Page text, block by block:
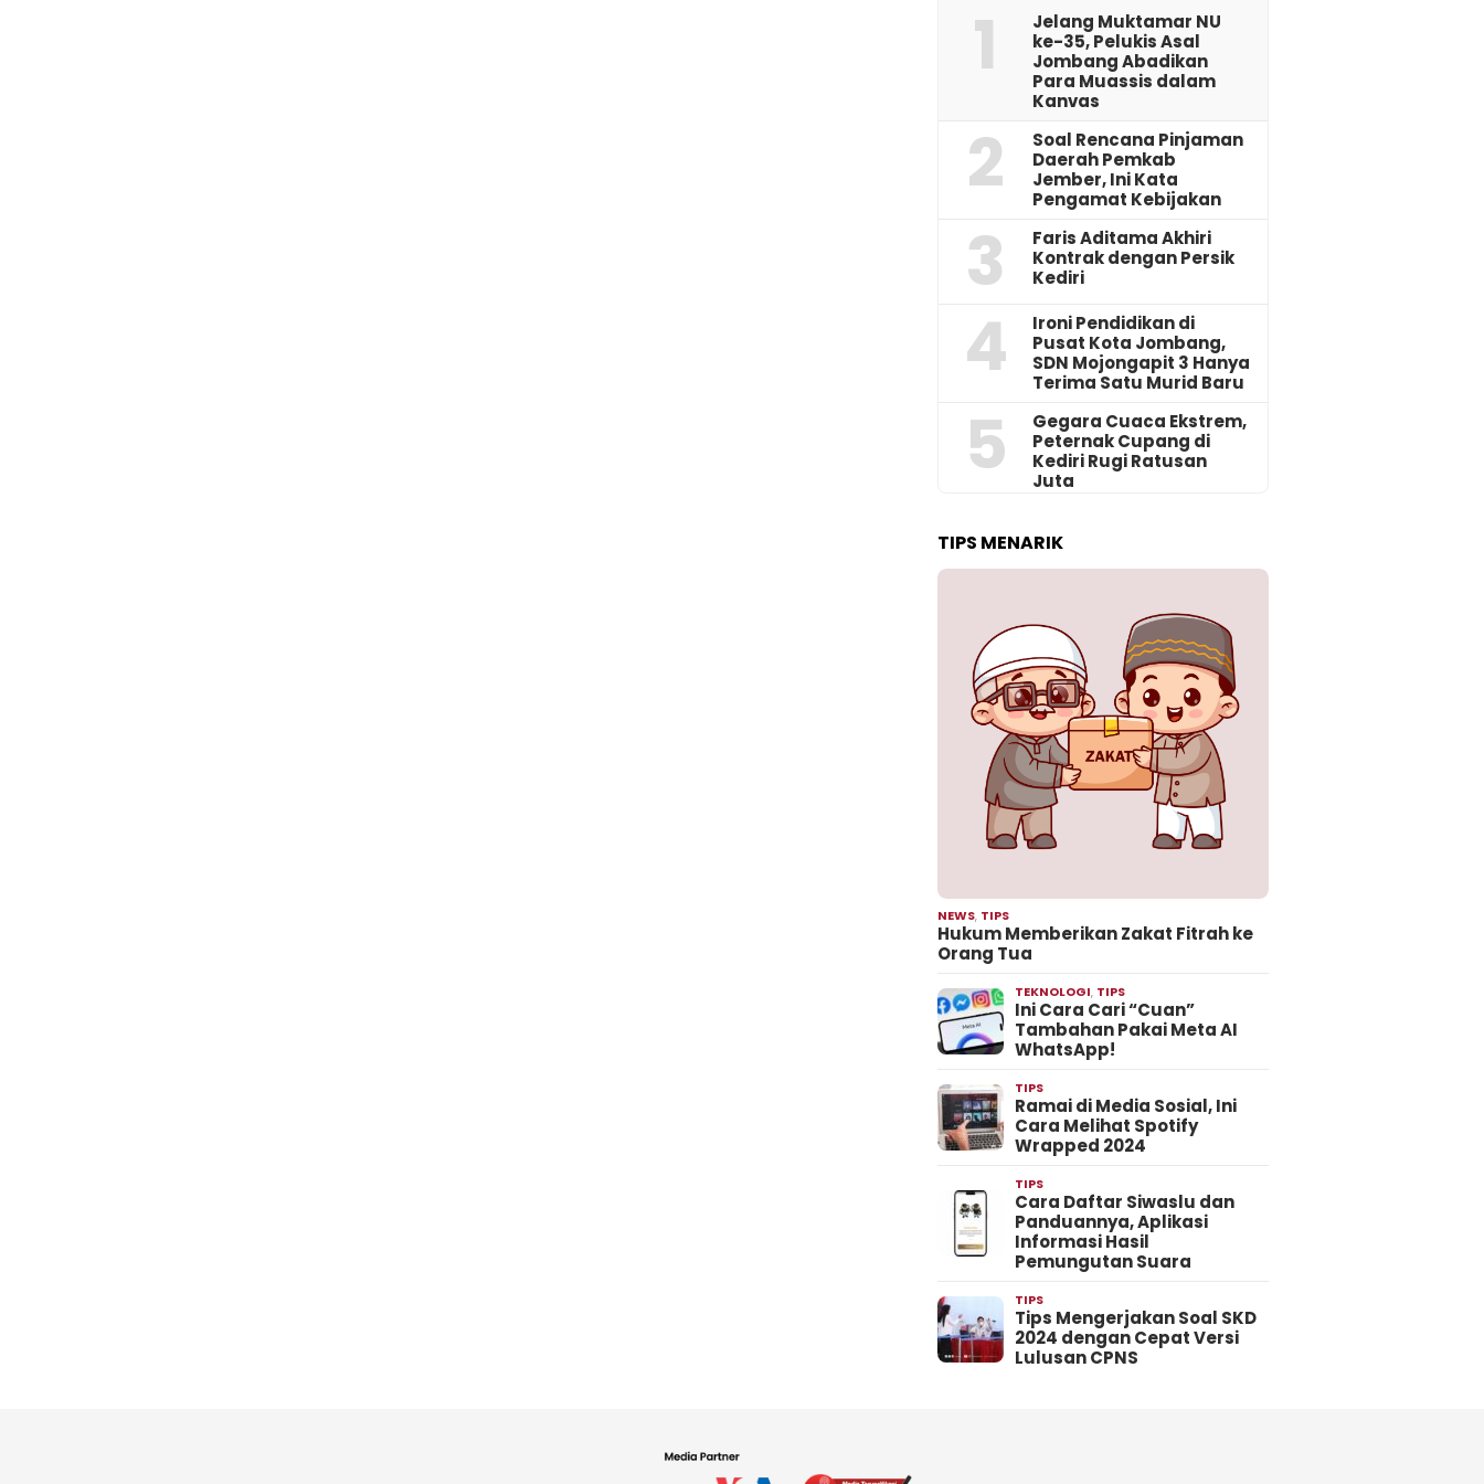
1
Jelang Muktamar NU
ke-35, Pelukis Asal
Jombang Abadikan
Para Muassis dalam
Kanvas
2
‎Soal Rencana Pinjaman
Daerah Pemkab
Jember, Ini Kata
Pengamat Kebijakan ‎
3
Faris Aditama Akhiri
Kontrak dengan Persik
Kediri
4
Ironi Pendidikan di
Pusat Kota Jombang,
SDN Mojongapit 3 Hanya
Terima Satu Murid Baru
5
‎Gegara Cuaca Ekstrem,
Peternak Cupang di
Kediri Rugi Ratusan
Juta
TIPS MENARIK
NEWS, TIPS
Hukum Memberikan Zakat Fitrah ke
Orang Tua
TEKNOLOGI, TIPS
Ini Cara Cari “Cuan”
Tambahan Pakai Meta AI
WhatsApp!
TIPS
Ramai di Media Sosial, Ini
Cara Melihat Spotify
Wrapped 2024
TIPS
Cara Daftar Siwaslu dan
Panduannya, Aplikasi
Informasi Hasil
Pemungutan Suara
TIPS
Tips Mengerjakan Soal SKD
2024 dengan Cepat Versi
Lulusan CPNS